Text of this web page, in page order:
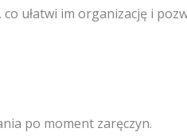
ułatwi im organizację i
po moment zaręczyn.